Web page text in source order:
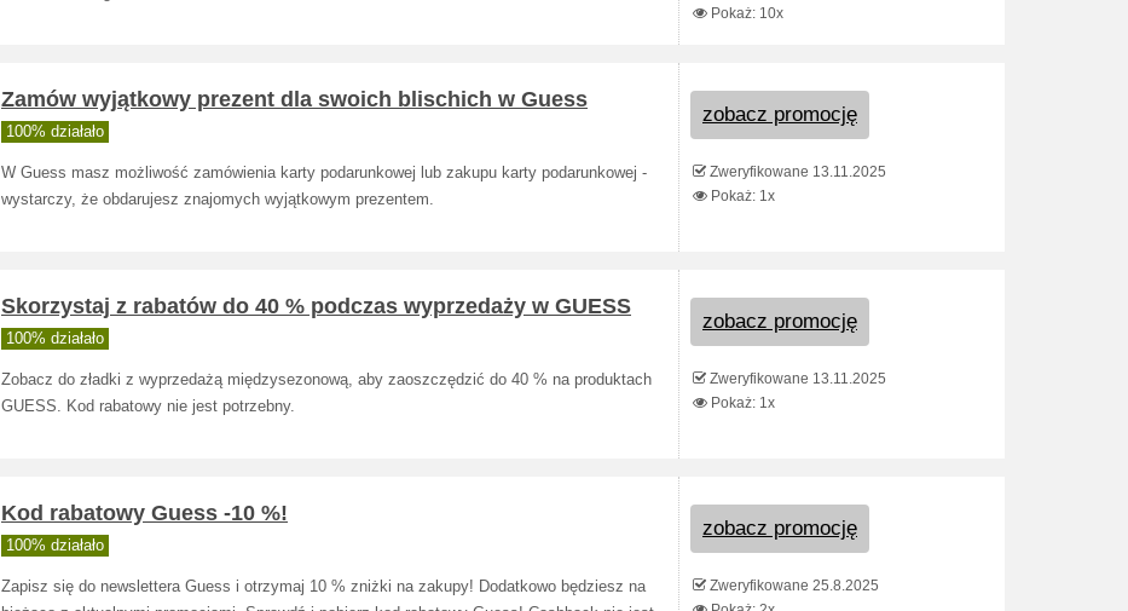
Pokaż: 10x
Zamów wyjątkowy prezent dla swoich blischich w Guess
100% działało
W Guess masz możliwość zamówienia karty podarunkowej lub zakupu karty podarunkowej -
wystarczy, że obdarujesz znajomych wyjątkowym prezentem.
zobacz promocję
Zweryfikowane 13.11.2025
Pokaż: 1x
Skorzystaj z rabatów do 40 % podczas wyprzedaży w GUESS
100% działało
Zobacz do zładki z wyprzedażą międzysezonową, aby zaoszczędzić do 40 % na produktach
GUESS. Kod rabatowy nie jest potrzebny.
zobacz promocję
Zweryfikowane 13.11.2025
Pokaż: 1x
Kod rabatowy Guess -10 %!
100% działało
Zapisz się do newslettera Guess i otrzymaj 10 % zniżki na zakupy! Dodatkowo będziesz na
zobacz promocję
Zweryfikowane 25.8.2025